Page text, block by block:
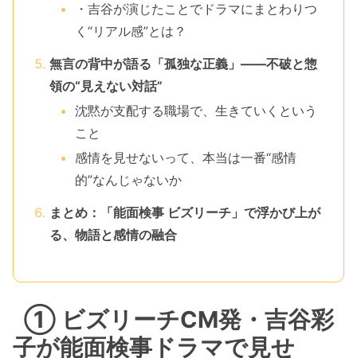
・吉谷が演じたことでドラマにまとわりつ
く“リアル感”とは？
無言の背中が語る「孤独な正義」――不破と惣
領の“見えない対話”
沈黙が支配する職場で、生きていくという
こと
感情を見せないって、本当は一番“感情
的”なんじゃないか
まとめ：「能面検事 ビズリーチ」で浮かび上が
る、物語と感情の融合
① ビズリーチCM発・吉谷彩
子が能面検事ドラマで見せ